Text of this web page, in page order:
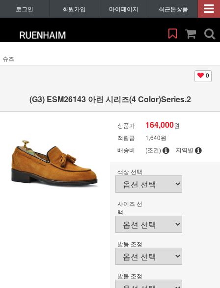
로그인 회원가입 마이페이지 최근본상품
슈즈
0
(G3) ESM26143 아린 시리즈(4 Color)Series.2
상품가 164,000원
적립금
1,640원
배송비
(조건) 지역별
색상 선택
사이즈 선
택
발등 조정
발볼 조정